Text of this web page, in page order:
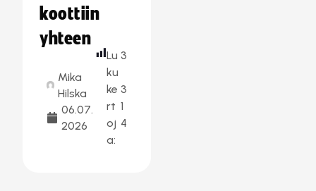
koottiin
yhteen
Mika
Hilska
06.07.
2026
Lu
ku
ke
rt
oj
a:
3
3
1
4